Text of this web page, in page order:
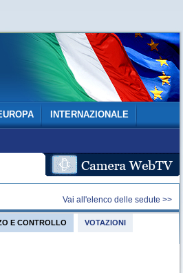
INTERNAZIONALE
Vai all'elenco delle sedute >>
E CONTROLLO VOTAZIONI